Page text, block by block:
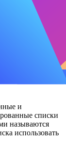
и
списки
называются
использовать